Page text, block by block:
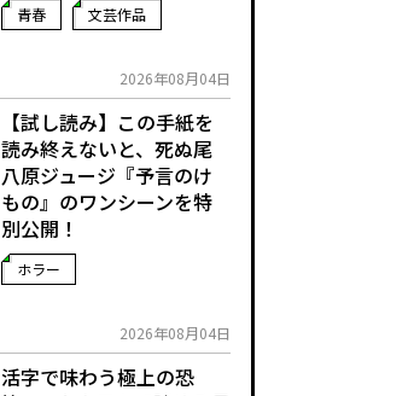
青春 文芸作品
2026年08月04日
【試し読み】この手紙を
読み終えないと、死ぬ――尾
八原ジュージ『予言のけ
もの』のワンシーンを特
別公開！
ホラー
2026年08月04日
活字で味わう極上の恐